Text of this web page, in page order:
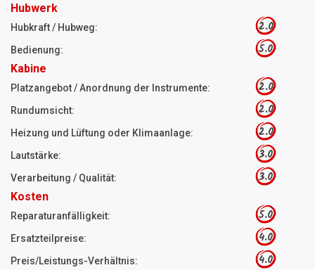
Hubwerk
Hubkraft / Hubweg: 2.0
Bedienung: 5.0
Kabine
Platzangebot / Anordnung der Instrumente: 2.0
Rundumsicht: 2.0
Heizung und Lüftung oder Klimaanlage: 2.0
Lautstärke: 3.0
Verarbeitung / Qualität: 3.0
Kosten
Reparaturanfälligkeit: 5.0
Ersatzteilpreise: 4.0
Preis/Leistungs-Verhältnis: 4.0